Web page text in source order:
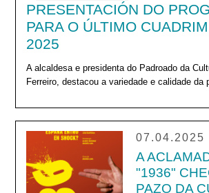
PRESENTACIÓN DO
PARA O ÚLTIMO
2025
A alcaldesa e presidenta do Padroado da
Ferreiro, destacou a variedade e calidade da
07.04.2025
A
"1936"
PAZO DA